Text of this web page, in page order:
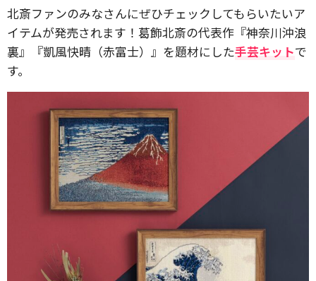
北斎ファンのみなさんにぜひチェックしてもらいたいア
イテムが発売されます！葛飾北斎の代表作『神奈川沖浪
裏』『凱風快晴（赤富士）』を題材にした手芸キットで
す。